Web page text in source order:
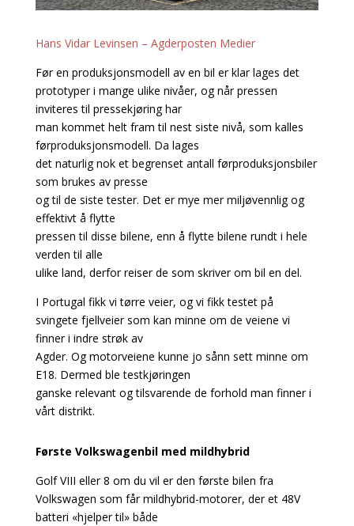
Hans Vidar Levinsen – Agderposten Medier
Før en produksjonsmodell av en bil er klar lages det
prototyper i mange ulike nivåer, og når pressen
inviteres til pressekjøring har
man kommet helt fram til nest siste nivå, som kalles
førproduksjonsmodell. Da lages
det naturlig nok et begrenset antall førproduksjonsbiler
som brukes av presse
og til de siste tester. Det er mye mer miljøvennlig og
effektivt å flytte
pressen til disse bilene, enn å flytte bilene rundt i hele
verden til alle
ulike land, derfor reiser de som skriver om bil en del.
I Portugal fikk vi tørre veier, og vi fikk testet på
svingete fjellveier som kan minne om de veiene vi
finner i indre strøk av
Agder. Og motorveiene kunne jo sånn sett minne om
E18. Dermed ble testkjøringen
ganske relevant og tilsvarende de forhold man finner i
vårt distrikt.
Første Volkswagenbil med mildhybrid
Golf VIII eller 8 om du vil er den første bilen fra
Volkswagen som får mildhybrid-motorer, der et 48V
batteri «hjelper til» både